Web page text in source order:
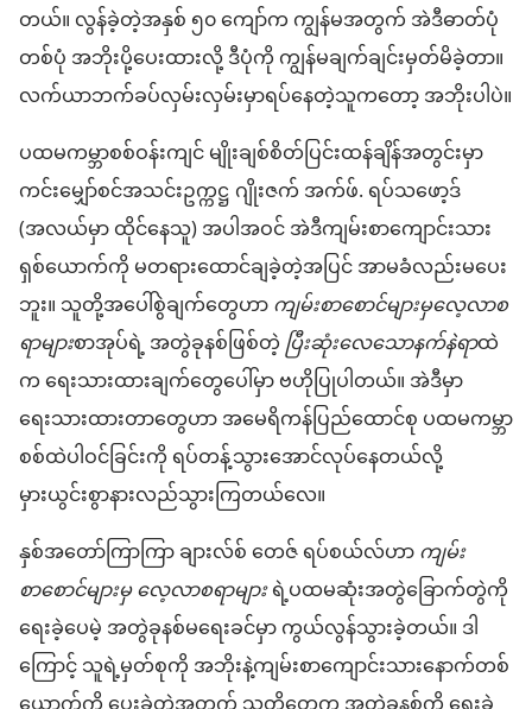
တယ်။ လွန်ခဲ့တဲ့​အနှစ် ၅၀ ကျော်​က ကျွန်မ​အတွက် အဲဒီ​ဓာတ်​ပုံ​
တစ်​ပုံ အဘိုး​ပို့ပေး​ထား​လို့ ဒီ​ပုံ​ကို ကျွန်မ​ချက်ချင်း​မှတ်မိ​ခဲ့​တာ။
လက်ယာဘက်​ခပ်​လှမ်း​လှမ်း​မှာ​ရပ်နေတဲ့​သူကတော့ အဘိုး​ပါ​ပဲ။
ပထမ​ကမ္ဘာ​စစ်​ဝန်းကျင် မျိုးချစ်စိတ်​ပြင်းထန်​ချိန်​အတွင်းမှာ
ကင်းမျှော်စင်​အသင်း​ဥက္ကဋ္ဌ ဂျိုးဇက် အက်ဖ်. ရပ်သဖော့ဒ်
(အလယ်မှာ ထိုင်​နေ​သူ) အပါအဝင် အဲဒီ​ကျမ်းစာ​ကျောင်းသား​
ရှစ်ယောက်​ကို မတရား​ထောင်ချ​ခဲ့​တဲ့​အပြင် အာမခံ​လည်း​မပေး
ဘူး။ သူတို့​အပေါ်​စွဲချက်​တွေ​ဟာကျမ်း​စာစောင်​များ​မှ​လေ့လာ​စ​
ရာ​များ​စာအုပ်​ရဲ့ အတွဲ​ခု​နစ်​ဖြစ်​တဲ့ပြီးဆုံးလေသော​နက်နဲရာ​ထဲ​
က ရေးသား​ထား​ချက်​တွေ​ပေါ်မှာ ဗဟို​ပြု​ပါ​တယ်။ အဲဒီမှာ​
ရေးသား​ထား​တာ​တွေ​ဟာ အမေရိကန်​ပြည်ထောင်စု ပထမ​ကမ္ဘာ​
စစ်​ထဲ​ပါဝင်ခြင်း​ကို ရပ်တန့်​သွား​အောင်​လုပ်နေတယ်လို့
မှားယွင်းစွာ​နားလည်​သွား​ကြတယ်​လေ။
နှစ်​အတော်ကြာကြာ ချားလ်စ် တေ​ဇ် ရပ်စယ်လ်​ဟာကျမ်း​
စာစောင်​များ​မှ လေ့လာ​စ​ရာ​များရဲ့​ပထမ​ဆုံး​အတွဲ​ခြောက်​တွဲ​ကို
ရေးခဲ့​ပေမဲ့ အတွဲ​ခု​နစ်​မ​ရေး​ခင်​မှာ ကွယ်လွန်​သွားခဲ့တယ်။ ဒါ​
ကြောင့် သူရဲ့​မှတ်စု​ကို အဘိုး​နဲ့​ကျမ်းစာ​ကျောင်းသား​နောက်​တစ်